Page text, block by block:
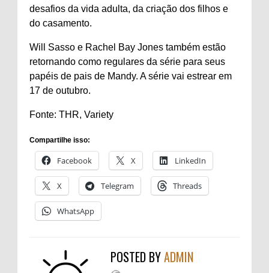
desafios da vida adulta, da criação dos filhos e
do casamento.
Will Sasso e Rachel Bay Jones também estão
retornando como regulares da série para seus
papéis de pais de Mandy. A série vai estrear em
17 de outubro.
Fonte: THR, Variety
Compartilhe isso:
Facebook X LinkedIn
X Telegram Threads
WhatsApp
POSTED BYADMIN